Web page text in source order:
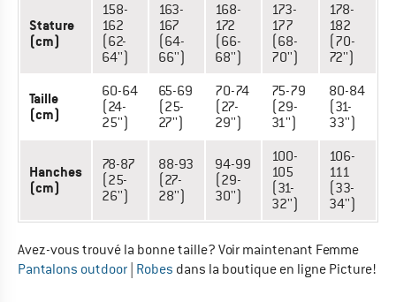
Stature
(cm)
158-
162
(62-
64'')
163-
167
(64-
66'')
168-
172
(66-
68'')
173-
177
(68-
70'')
178-
182
(70-
72'')
Taille
(cm)
60-64
(24-
25'')
65-69
(25-
27'')
70-74
(27-
29'')
75-79
(29-
31'')
80-84
(31-
33'')
Hanches
(cm)
78-87
(25-
26'')
88-93
(27-
28'')
94-99
(29-
30'')
100-
105
(31-
32'')
106-
111
(33-
34'')
Avez-vous trouvé la bonne taille? Voir maintenant Femme
Pantalons outdoor Robes dans la boutique en ligne Picture!